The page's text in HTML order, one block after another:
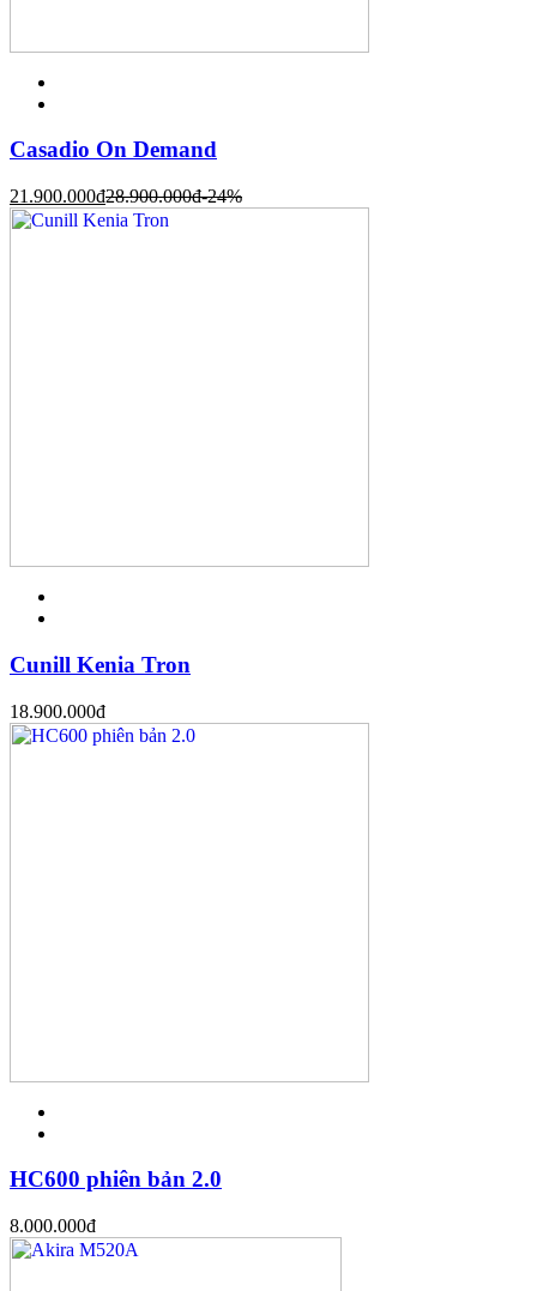
Casadio On Demand
21.900.000đ28.900.000đ-24%
Cunill Kenia Tron
18.900.000đ
HC600 phiên bản 2.0
8.000.000đ